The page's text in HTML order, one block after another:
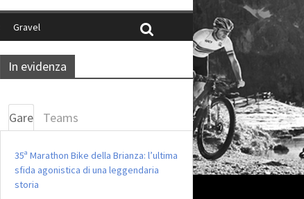
Gravel
In evidenza
Gare Teams
35ª Marathon Bike della Brianza: l’ultima
sfida agonistica di una leggendaria
storia